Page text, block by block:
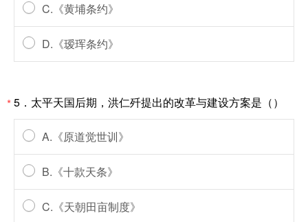
C.《黄埔条约》
D.《瑷珲条约》
*5．太平天国后期，洪仁歼提出的改革与建设方案是（）
A.《原道觉世训》
B.《十款天条》
C.《天朝田亩制度》